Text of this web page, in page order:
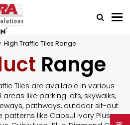
High Traffic Tiles Range
Range
Tiles are available in various
like parking lots, skywalks,
pathways, outdoor sit-out
like Capsul Ivory Plus,